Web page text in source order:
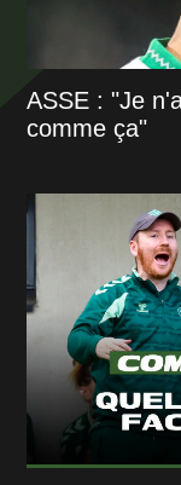
ASSE : "Je
comme ça"